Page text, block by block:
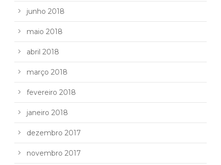
junho 2018
maio 2018
abril 2018
março 2018
fevereiro 2018
janeiro 2018
dezembro 2017
novembro 2017